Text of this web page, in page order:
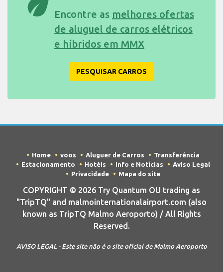
Encontre as melhores ofertas
de aluguel de carros elétricos
e híbridos em MMX
PESQUISAR CARROS
Home voos Aluguer de Carros
Transferência
Estacionamento
Hotéis Info e Notícias
Aviso Legal
Privacidade
Mapa do site
COPYRIGHT © 2026 Try Quantum OU trading as
"TripTQ" and malmointernationalairport.com (also
known as TripTQ Malmo Aeroporto) / All Rights
Reserved.
AVISO LEGAL - Este site não é o site oficial de Malmo Aeroporto